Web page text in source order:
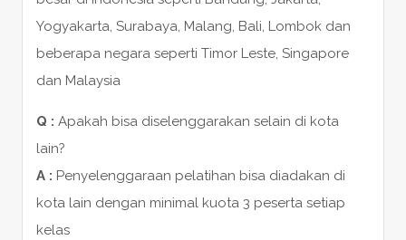
Yogyakarta, Surabaya, Malang, Bali, Lombok dan
beberapa negara seperti Timor Leste, Singapore
dan Malaysia
Q : Apakah bisa diselenggarakan selain di kota
lain?
A : Penyelenggaraan pelatihan bisa diadakan di
kota lain dengan minimal kuota 3 peserta setiap
kelas